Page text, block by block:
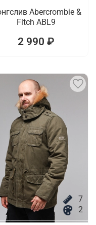
Abercrombie &
Fitch ABL9
2 990 ₽
7
2